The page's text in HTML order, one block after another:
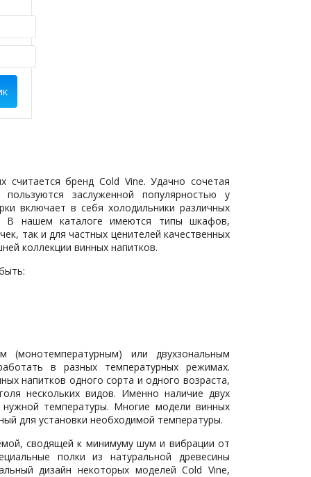
бренд Cold Vine. Удачно сочетая
заслуженной популярностью у
включает в себя холодильники различных
нашем каталоге имеются типы шкафов,
так и для частных ценителей качественных
коллекции винных напитков.
(монотемпературным) или двухзональным
в разных температурных режимах.
напитков одного сорта и одного возраста,
нескольких видов. Именно наличие двух
температуры. Многие модели винных
для установки необходимой температуры.
сводящей к минимуму шум и вибрации от
полки из натуральной древесины
дизайн некоторых моделей Cold Vine,